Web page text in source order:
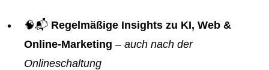
🧠📬 Regelmäßige Insights zu KI, Web &
Online-Marketing – auch nach der
Onlineschaltung